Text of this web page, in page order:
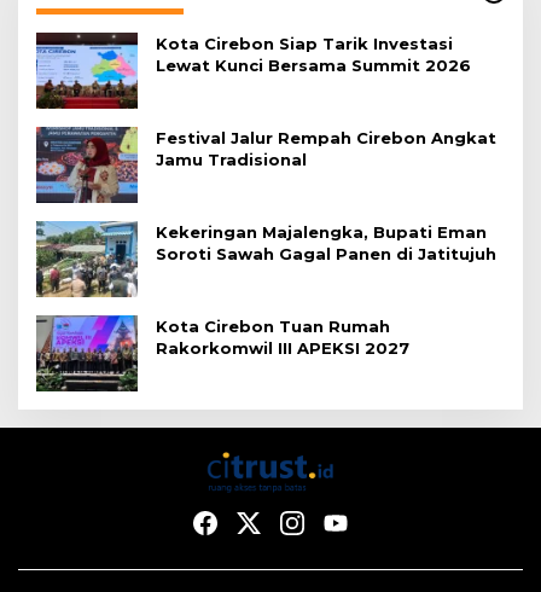
Kota Cirebon Siap Tarik Investasi
Lewat Kunci Bersama Summit 2026
Festival Jalur Rempah Cirebon Angkat
Jamu Tradisional
Kekeringan Majalengka, Bupati Eman
Soroti Sawah Gagal Panen di Jatitujuh
Kota Cirebon Tuan Rumah
Rakorkomwil III APEKSI 2027